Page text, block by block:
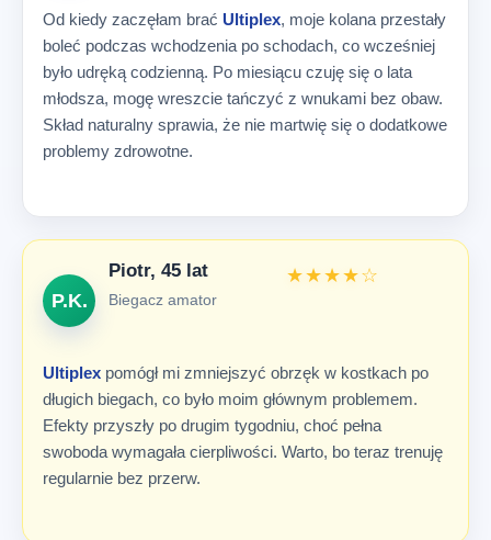
Od kiedy zaczęłam brać Ultiplex, moje kolana przestały
boleć podczas wchodzenia po schodach, co wcześniej
było udręką codzienną. Po miesiącu czuję się o lata
młodsza, mogę wreszcie tańczyć z wnukami bez obaw.
Skład naturalny sprawia, że nie martwię się o dodatkowe
problemy zdrowotne.
P.K.
Piotr, 45 lat
Biegacz amator
★★★★☆
Ultiplex pomógł mi zmniejszyć obrzęk w kostkach po
długich biegach, co było moim głównym problemem.
Efekty przyszły po drugim tygodniu, choć pełna
swoboda wymagała cierpliwości. Warto, bo teraz trenuję
regularnie bez przerw.